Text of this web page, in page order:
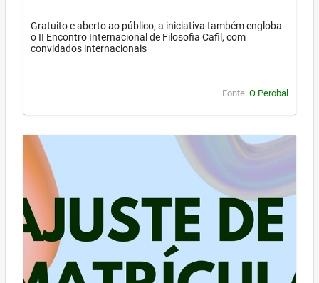
Gratuito e aberto ao público, a iniciativa também engloba
o II Encontro Internacional de Filosofia Cafil, com
convidados internacionais
Fonte: O Perobal